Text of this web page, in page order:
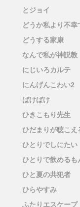
とジョイ
どうか私より不
どうする家康
なんで私が神説教
にじいろカルテ
にんげんこわい2
ばけばけ
ひきこもり先生
ひだまりが聴こえ
ひとりでしにたい
ひとりで飲めるも
ひと夏の共犯者
ひらやすみ
ふたりエスケープ